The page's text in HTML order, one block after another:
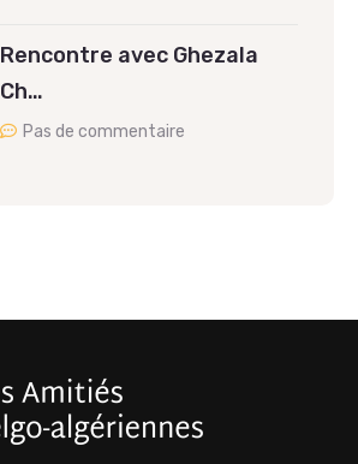
Rencontre avec Ghezala
Ch…
Pas de commentaire